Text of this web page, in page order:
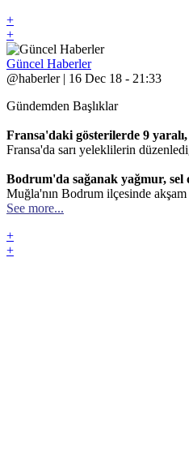
+
+
Güncel Haberler
@haberler | 16 Dec 18 - 21:33
Gündemden Başlıklar
Fransa'daki gösterilerde 9 yaralı,
Fransa'da sarı yeleklilerin
Bodrum'da sağanak yağmur, sel
Muğla'nın Bodrum ilçesinde akşam
See more...
+
+